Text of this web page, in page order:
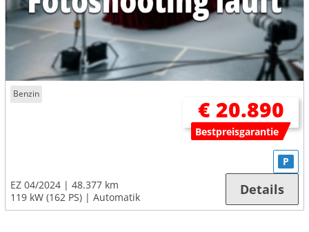
Benzin
€ 20.890
Bestpreisgarantie
EZ 04/2024
48.377 km
119 kW (162 PS)
Automatik
P
Details